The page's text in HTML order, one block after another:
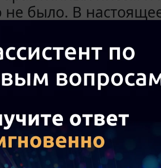
не было. В
один из
Со слов
этой
этот заказ
не указано
поставке.
как условие о
в